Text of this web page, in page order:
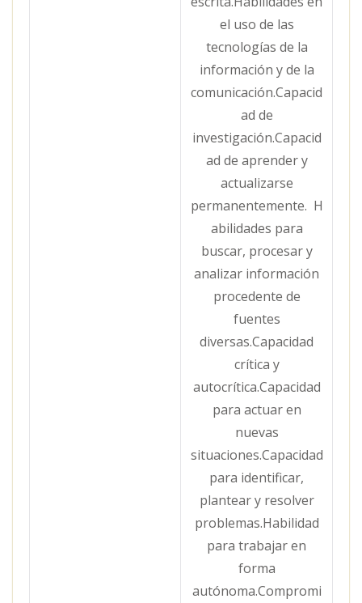
el uso de las
tecnologías de la
información y de la
comunicación.Capacid
ad de
investigación.Capacid
ad de aprender y
actualizarse
permanentemente. H
abilidades para
buscar, procesar y
analizar información
procedente de
fuentes
diversas.Capacidad
crítica y
autocrítica.Capacidad
para actuar en
nuevas
situaciones.Capacidad
para identificar,
plantear y resolver
problemas.Habilidad
para trabajar en
forma
autónoma.Compromi